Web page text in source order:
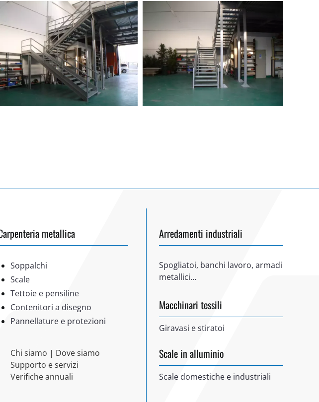
metallica
Soppalchi
Scale
Tettoie e pensiline
Contenitori a disegno
Pannellature e protezioni
Chi siamo | Dove siamo
Supporto e servizi
Verifiche annuali
Arredamenti industriali
Spogliatoi, banchi lavoro, armadi
metallici…
Macchinari tessili
Giravasi e stiratoi
Scale in alluminio
Scale domestiche e industriali